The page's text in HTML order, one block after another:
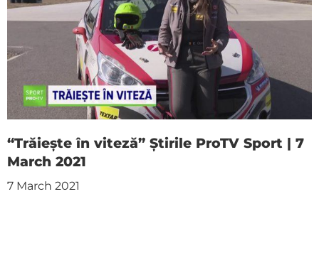
“Trăiește în viteză” Știrile ProTV Sport | 7
March 2021
7 March 2021